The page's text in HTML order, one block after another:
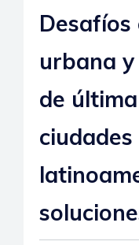
urbana
de
ciudades